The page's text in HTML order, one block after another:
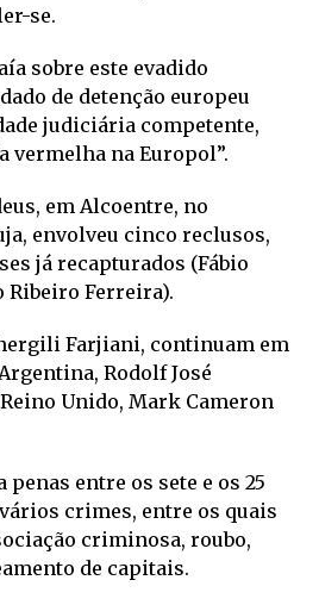
se.
sobre este evadido
de detenção europeu
judiciária competente,
vermelha na Europol”.
em Alcoentre, no
envolveu cinco reclusos,
já recapturados (Fábio
Ribeiro Ferreira).
Farjiani, continuam em
Rodolf José
Unido, Mark Cameron
penas entre os sete e os 25
crimes, entre os quais
criminosa, roubo,
de capitais.